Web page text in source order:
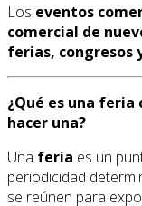
Los eventos
comercial de
ferias, congresos
¿Qué es una
hacer una?
Una feria es un
periodicidad
se reúnen para